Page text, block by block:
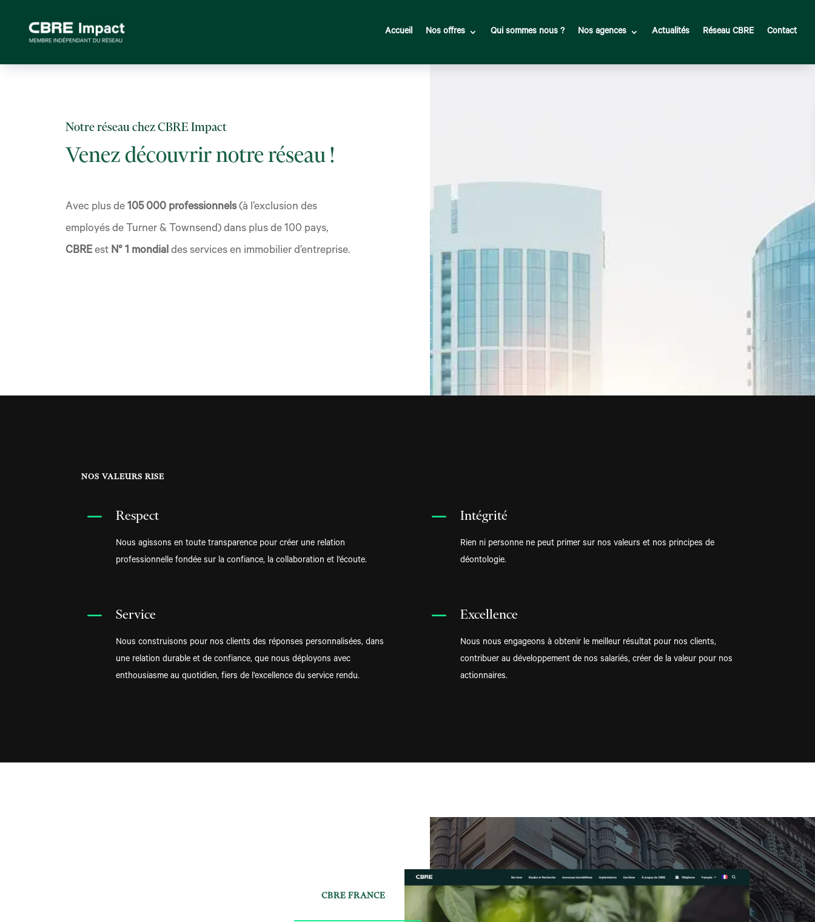
Accueil Nos offres Qui sommes nous ? Nos agences Actualités Réseau CBRE Contact
Notre réseau chez CBRE Impact
Venez découvrir notre réseau !
Avec plus de 105 000 professionnels(à l’exclusion des
employés de Turner & Townsend) dans plus de 100 pays,
CBREest N° 1 mondialdes services en immobilier d’entreprise.
NOS VALEURS RISE
K Respect
Nous agissons en toute transparence pour créer une relation
professionnelle fondée sur la confiance, la collaboration et l’écoute.
K Intégrité
Rien ni personne ne peut primer sur nos valeurs et nos principes de
déontologie.
K Service
Nous construisons pour nos clients des réponses personnalisées, dans
une relation durable et de confiance, que nous déployons avec
enthousiasme au quotidien, fiers de l’excellence du service rendu.
K Excellence
Nous nous engageons à obtenir le meilleur résultat pour nos clients,
contribuer au développement de nos salariés, créer de la valeur pour nos
actionnaires.
CBRE FRANCE